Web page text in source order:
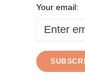
Your email: